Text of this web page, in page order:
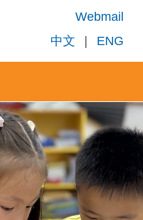
Webmail
中文
| ENG